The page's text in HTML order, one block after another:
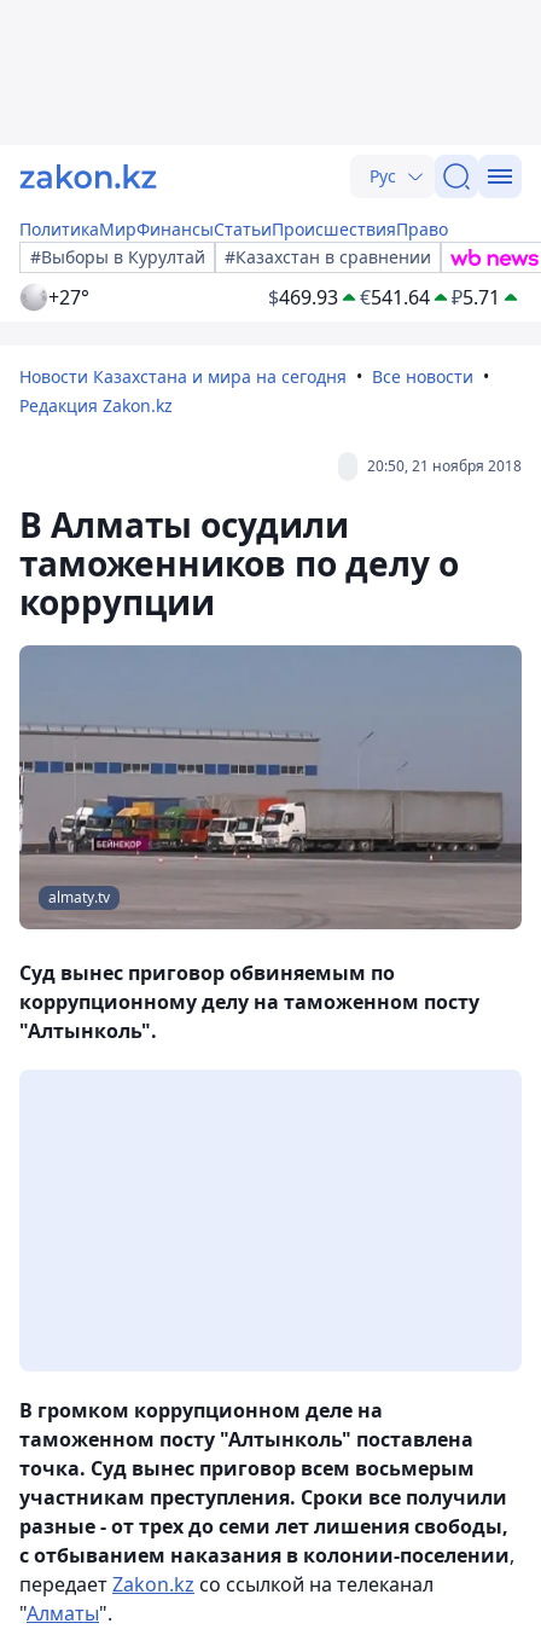
Рус
ПолитикаМирФинансыСтатьиПроисшествияПраво
#Выборы в Курултай
#Казахстан в сравнении
+27° $469.93 €541.64 ₽5.71
Новости Казахстана и мира на сегодня
Все новости
Редакция Zakon.kz
20:50, 21 ноября 2018
В Алматы осудили
таможенников по делу о
коррупции
almaty.tv
Суд вынес приговор обвиняемым по
коррупционному делу на таможенном посту
"Алтынколь".
В громком коррупционном деле на
таможенном посту "Алтынколь" поставлена
точка. Суд вынес приговор всем восьмерым
участникам преступления. Сроки все получили
разные - от трех до семи лет лишения свободы,
с отбыванием наказания в колонии-поселении,
передаетZakon.kz со ссылкой на телеканал
"Алматы".